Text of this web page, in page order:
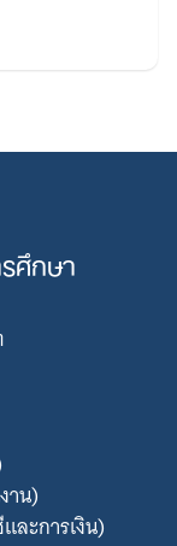
ศึกษา
าน)
ละการเงิน)